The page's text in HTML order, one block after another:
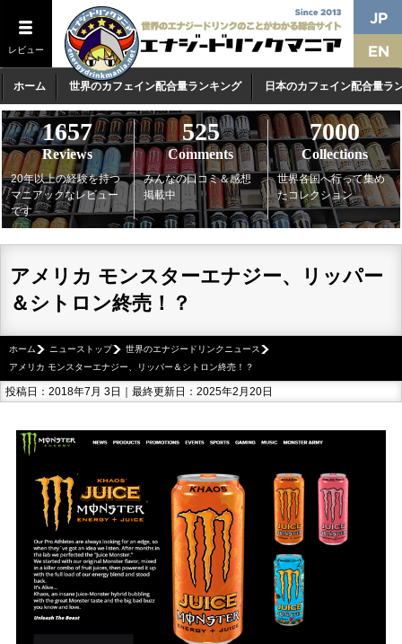
レビュー
ホーム 世界のカフェイン配合量ランキング 日本のカフェイン配合量ラ
1657
Reviews
20年以上の経験を持つ
マニアックなレビュー
です
525
Comments
みんなの口コミ＆感想
掲載中
7000
Collections
世界各国へ行って集め
たコレクション
アメリカ モンスターエナジー、リッパー
＆シトロン終売！？
ホーム ニューストップ
世界のエナジードリンクニュース
アメリカ モンスターエナジー、リッパー＆シトロン終売！？
投稿日：2018年7月 3日｜最終更新日：2025年2月20日